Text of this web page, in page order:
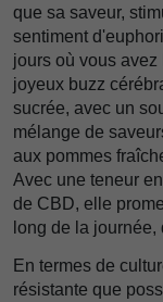
que sa saveur,
sentiment
jours où vous
joyeux buzz
sucrée, avec un
mélange de
aux pommes
Avec une teneur
de CBD, elle
long de la
En termes de
résistante que